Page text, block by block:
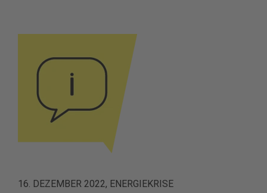
16. DEZEMBER 2022, ENERGIEKRISE